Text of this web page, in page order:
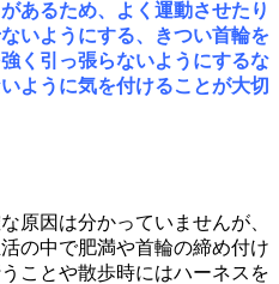
あるため、よく運動させたり
いようにする、きつい首輪を
く引っ張らないようにするな
ように気を付けることが大切
原因は分かっていませんが、
の中で肥満や首輪の締め付け
ことや散歩時にはハーネスを